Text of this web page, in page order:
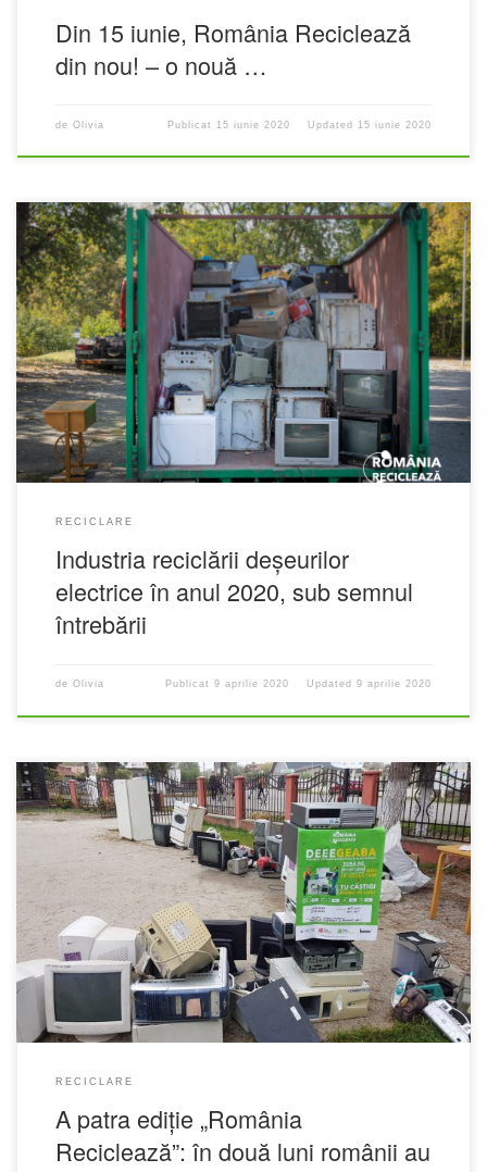
Din 15 iunie, România Reciclează
din nou! – o nouă …
de Olivia Publicat 15 iunie 2020 Updated 15 iunie 2020
RECICLARE
Industria reciclării deșeurilor
electrice în anul 2020, sub semnul
întrebării
de Olivia Publicat9 aprilie 2020 Updated9 aprilie 2020
RECICLARE
A patra ediție „România
Reciclează”: în două luni românii au